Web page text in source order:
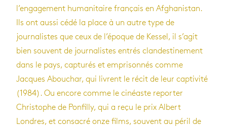
l’engagement humanitaire français en Afghanistan.
Ils ont aussi cédé la place à un autre type de
journalistes que ceux de l’époque de Kessel, il s’agit
bien souvent de journalistes entrés clandestinement
dans le pays, capturés et emprisonnés comme
Jacques Abouchar, qui livrent le récit de leur captivité
(1984). Ou encore comme le cinéaste reporter
Christophe de Ponfilly, qui a reçu le prix Albert
Londres, et consacré onze films, souvent au péril de